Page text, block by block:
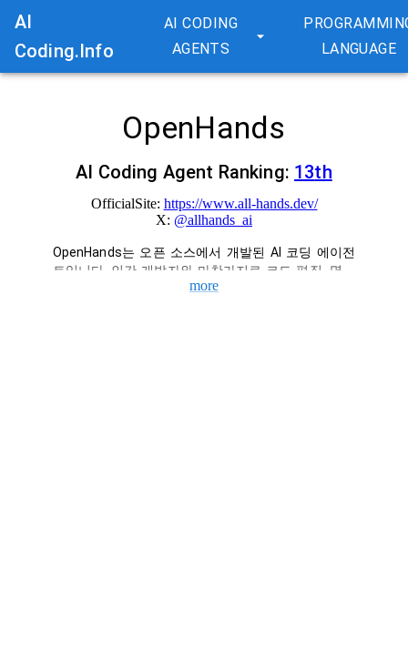
AI
Coding.Info
AI CODING
AGENTS
LANGUAGE
OpenHands
AI Coding Agent Ranking: 13th
OfficialSite: https://www.all-hands.dev/
X: @allhands_ai
OpenHands는 오픈 소스에서 개발된 AI 코딩 에이전
트입니다. 인간 개발자와 마찬가지로 코드 편집, 명령
실행, 웹 브라우징 등의 도구를 활용하여 소프트웨어
more